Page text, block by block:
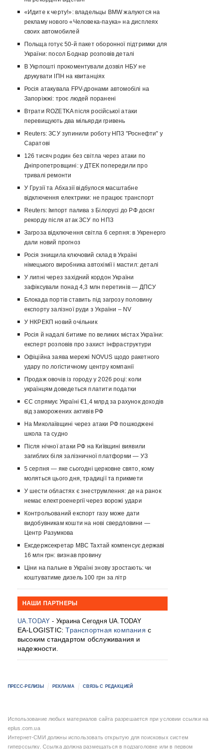
«Идите к черту!»: владельцы BMW жалуются на
рекламу нового «Человека-паука» на дисплеях
своих автомобилей
Польща готує 50-й пакет оборонної підтримки для
України: посол Боднар розповів деталі
В Укрпошті прокоментували дозвіл НБУ не
друкувати ІПН на квитанціях
Росія атакувала FPV-дронами автомобілі на
Запоріжжі: троє людей поранені
Втрати ROZETKA після російської атаки
перевищують два мільярди гривень
Reuters: ЗСУ зупинили роботу НПЗ "Роснефти" у
Саратові
126 тисяч родин без світла через атаки по
Дніпропетровщині: у ДТЕК попередили про
тривалі ремонти
У Грузії та Абхазії відбулося масштабне
відключення електрики: не працює транспорт
Reuters: Імпорт палива з Білорусі до РФ досяг
рекорду після атак ЗСУ по НПЗ
Загроза відключення світла 6 серпня: в Укренерго
дали новий прогноз
Росія знищила ключовий склад в Україні
німецького виробника автохімії і мастил: деталі
У липні через західний кордон України
зафіксували понад 4,3 млн перетинів — ДПСУ
Блокада портів ставить під загрозу половину
експорту залізної руди з України – NV
У НКРЕКП новий очільник
Росія й надалі битиме по великих містах України:
експерт розповів про захист інфраструктури
Офіційна заява мережі NOVUS щодо ракетного
удару по логістичному центру компанії
Продаж овочів із городу у 2026 році: коли
українцям доведеться платити податки
ЄС спрямує Україні €1,4 млрд за рахунок доходів
від заморожених активів РФ
На Миколаївщині через атаки РФ пошкоджені
школа та судно
Після нічної атаки РФ на Київщині виявили
загиблих біля залізничної платформи — УЗ
5 серпня — яке сьогодні церковне свято, кому
моляться цього дня, традиції та прикмети
У шести областях є знеструмлення: де на ранок
немає електроенергії через ворожі удари
Контрольований експорт газу може дати
видобувникам кошти на нові свердловини —
Центр Разумкова
Ексдержсекретар МВС Тахтай компенсує державі
16 млн грн: визнав провину
Ціни на пальне в Україні знову зростають: чи
коштуватиме дизель 100 грн за літр
НАШИ ПАРТНЕРЫ
UA.TODAY - Украина Сегодня UA.TODAY
EA-LOGISTIC:Транспортная компания с
высоким стандартом обслуживания и
надежности.
ПРЕСС-РЕЛИЗЫ РЕКЛАМА СВЯЗЬ С РЕДАКЦИЕЙ
Использование любых материалов сайта разрешается при условии ссылки на
eplus.com.ua
Интернет-СМИ должны использовать открытую для поисковых систем
гиперссылку. Ссылка должна размещаться в подзаголовке или в первом